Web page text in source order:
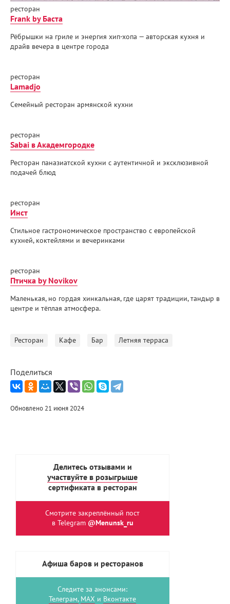
ресторан
Frank by Баста
Рёбрышки на гриле и энергия хип-хопа — авторская кухня и
драйв вечера в центре города
ресторан
Lamadjo
Семейный ресторан армянской кухни
ресторан
Sabai в Академгородке
Ресторан паназиатской кухни c аутентичной и эксклюзивной
подачей блюд
ресторан
Инст
Стильное гастрономическое пространство с европейской
кухней, коктейлями и вечеринками
ресторан
Птичка by Novikov
Маленькая, но гордая хинкальная, где царят традиции, тандыр в
центре и тёплая атмосфера.
Ресторан Кафе Бар Летняя терраса
Поделиться
Обновлено 21 июня 2024
Делитесь отзывами и
участвуйте в розыгрыше
сертификата в ресторан
Смотрите закреплённый пост
в Telegram @Menunsk_ru
Афиша баров и ресторанов
Следите за анонсами:
Телеграм, MAX и Вконтакте